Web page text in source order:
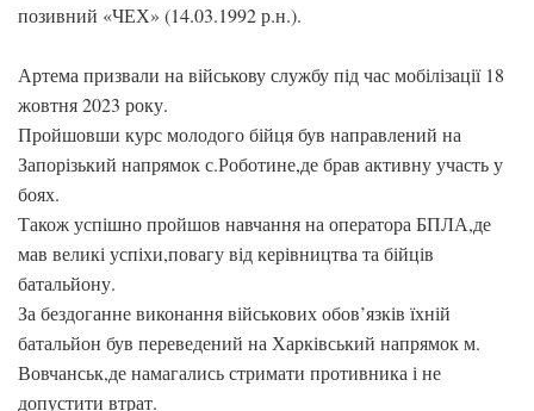
позивний «ЧЕХ» (14.03.1992 р.н.).
Артема призвали на військову службу під час мобілізації 18
жовтня 2023 року.
Пройшовши курс молодого бійця був направлений на
Запорізький напрямок с.Роботине,де брав активну участь у
боях.
Також успішно пройшов навчання на оператора БПЛА,де
мав великі успіхи,повагу від керівництва та бійців
батальйону.
За бездоганне виконання військових обов’язків їхній
батальйон був переведений на Харківський напрямок м.
Вовчанськ,де намагались стримати противника і не
допустити втрат.